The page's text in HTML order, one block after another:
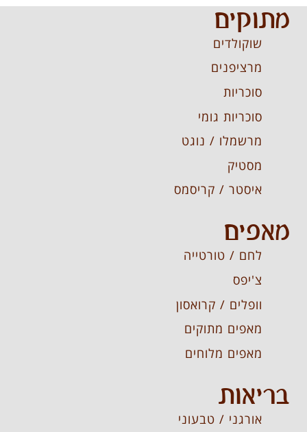
מתוקים
שוקולדים
מרציפנים
סוכריות
סוכריות גומי
מרשמלו / נוגט
מסטיק
איסטר / קריסמס
מאפים
לחם / טורטייה
צ'יפס
וופלים / קרואסון
מאפים מתוקים
מאפים מלוחים
בריאות
אורגני / טבעוני